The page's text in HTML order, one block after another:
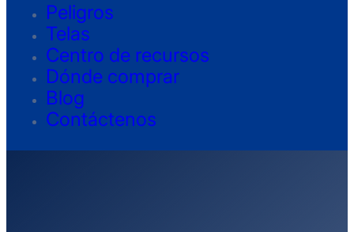
Peligros
Telas
Centro de recursos
Dónde comprar
Blog
Contáctenos